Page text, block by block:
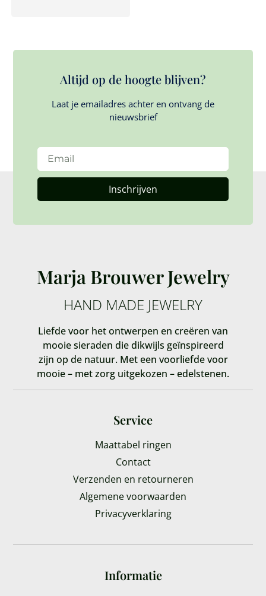
Altijd op de hoogte blijven?
Laat je emailadres achter en ontvang de
nieuwsbrief
Inschrijven
Marja Brouwer Jewelry
HAND MADE JEWELRY
Liefde voor het ontwerpen en creëren van
mooie sieraden die dikwijls geïnspireerd
zijn op de natuur. Met een voorliefde voor
mooie – met zorg uitgekozen – edelstenen.
Service
Maattabel ringen
Contact
Verzenden en retourneren
Algemene voorwaarden
Privacyverklaring
Informatie